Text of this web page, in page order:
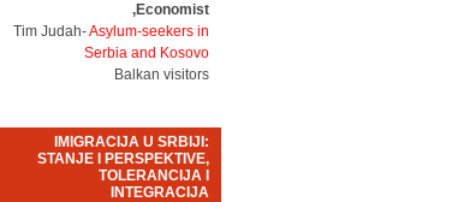
Economist,
Tim Judah-Asylum-seekers in
Serbia and Kosovo
Balkan visitors
IMIGRACIJA U SRBIJI:
STANJE I PERSPEKTIVE,
TOLERANCIJA I
INTEGRACIJA